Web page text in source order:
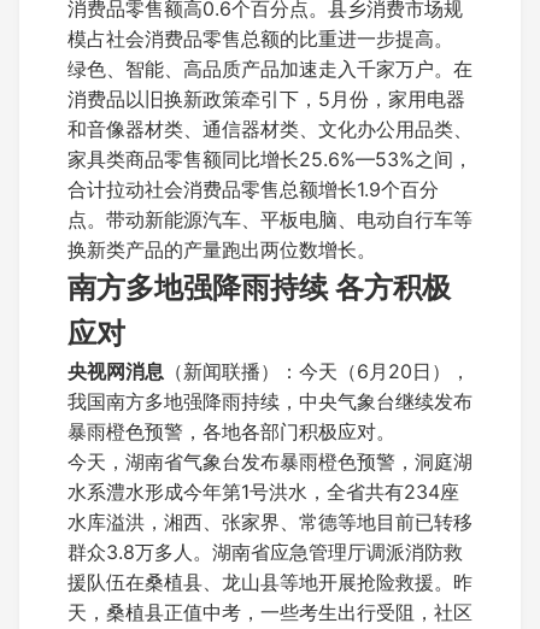
消费品零售额高0.6个百分点。县乡消费市场规
模占社会消费品零售总额的比重进一步提高。
绿色、智能、高品质产品加速走入千家万户。在
消费品以旧换新政策牵引下，5月份，家用电器
和音像器材类、通信器材类、文化办公用品类、
家具类商品零售额同比增长25.6%—53%之间，
合计拉动社会消费品零售总额增长1.9个百分
点。带动新能源汽车、平板电脑、电动自行车等
换新类产品的产量跑出两位数增长。
南方多地强降雨持续 各方积极
应对
央视网消息 （新闻联播）：今天（6月20日），
我国南方多地强降雨持续，中央气象台继续发布
暴雨橙色预警，各地各部门积极应对。
今天，湖南省气象台发布暴雨橙色预警，洞庭湖
水系澧水形成今年第1号洪水，全省共有234座
水库溢洪，湘西、张家界、常德等地目前已转移
群众3.8万多人。湖南省应急管理厅调派消防救
援队伍在桑植县、龙山县等地开展抢险救援。昨
天，桑植县正值中考，一些考生出行受阻，社区